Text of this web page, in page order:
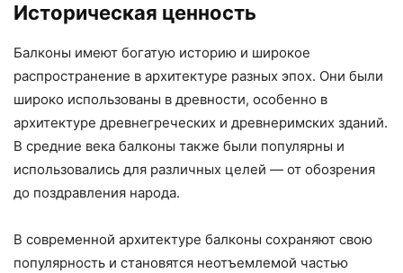
Историческая ценность
Балконы имеют богатую историю и широкое
распространение в архитектуре разных эпох. Они были
широко использованы в древности, особенно в
архитектуре древнегреческих и древнеримских зданий.
В средние века балконы также были популярны и
использовались для различных целей — от обозрения
до поздравления народа.
В современной архитектуре балконы сохраняют свою
популярность и становятся неотъемлемой частью